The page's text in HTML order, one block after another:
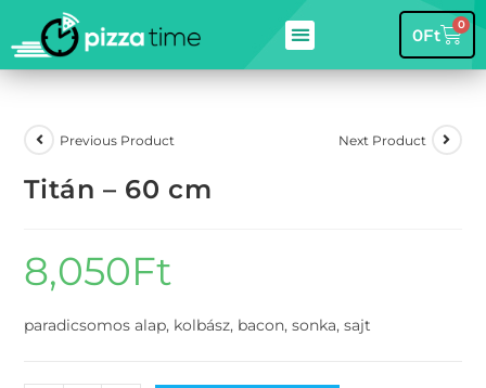
0Ft 0
Previous Product Next Product
Titán – 60 cm
8,050Ft
paradicsomos alap, kolbász, bacon, sonka, sajt